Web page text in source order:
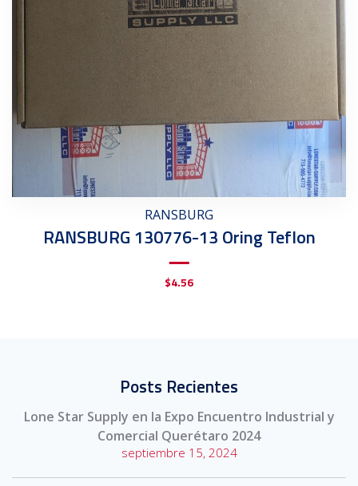
RANSBURG
RANSBURG 130776-13 Oring Teflon
$4.56
Posts Recientes
Lone Star Supply en la Expo Encuentro Industrial y
Comercial Querétaro 2024
septiembre 15, 2024